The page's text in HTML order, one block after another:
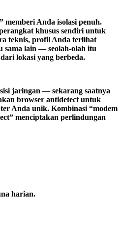
memberi Anda isolasi penuh.
khusus sendiri untuk
teknis, profil Anda terlihat
sama lain — seolah-olah itu
lokasi yang berbeda.
jaringan — sekarang saatnya
browser antidetect untuk
Anda unik. Kombinasi “modem
menciptakan perlindungan
harian.